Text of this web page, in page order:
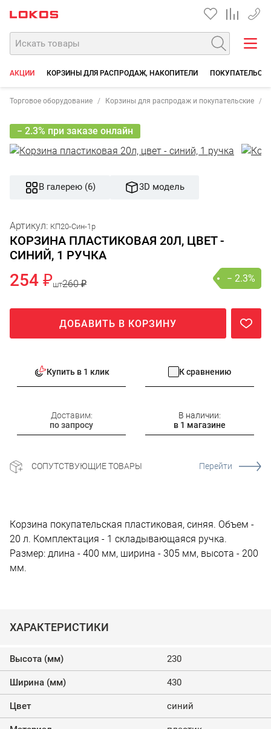
+7
АКЦИИ КОРЗИНЫ ДЛЯ РАСПРОДАЖ, НАКОПИТЕЛИ
Торговое оборудование Корзины для распродаж и покупательские
− 2.3% при заказе онлайн
В галерею (6) 3D модель
Артикул: КП20-Син-1р
КОРЗИНА ПЛАСТИКОВАЯ 20Л, ЦВЕТ -
СИНИЙ, 1 РУЧКА
254 ₽шт260 ₽ − 2.3%
ДОБАВИТЬ В КОРЗИНУ
Купить в 1 клик К сравнению
Доставим:
по запросу
В наличии:
в 1 магазине
СОПУТСТВУЮЩИЕ ТОВАРЫ Перейти
Корзина покупательская пластиковая, синяя. Объем -
20 л. Комплектация - 1 складывающаяся ручка.
Размер: длина - 400 мм, ширина - 305 мм, высота - 200
мм.
ХАРАКТЕРИСТИКИ
Высота (мм) 230
Ширина (мм) 430
Цвет синий